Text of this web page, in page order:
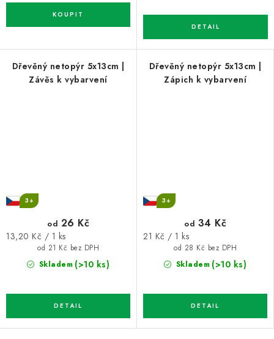
Dřevěný netopýr 5x13cm |
Závěs k vybarvení
3+
Skladem (>10 ks)
od 21 Kč bez DPH
od 26 Kč
Měrná
13,20 Kč / 1 ks
Dřevěný netopýr 5x13cm |
Zápich k vybarvení
3+
Skladem (>10 ks)
od 28 Kč bez DPH
od 34 Kč
Měrná
21 Kč / 1 ks